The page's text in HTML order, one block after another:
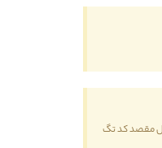
مقصد کد تگ